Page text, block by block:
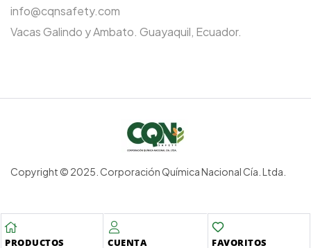
PRODUCTOS CUENTA FAVORITOS
info@cqnsafety.com
Vacas Galindo y Ambato. Guayaquil, Ecuador.
Copyright © 2025. Corporación Química Nacional Cía. Ltda.